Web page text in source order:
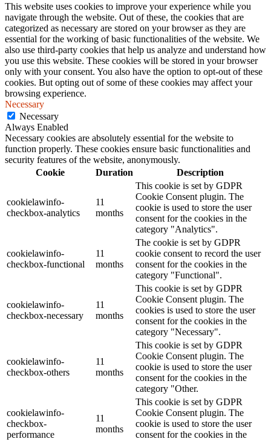
This website uses cookies to improve your experience while you
navigate through the website. Out of these, the cookies that are
categorized as necessary are stored on your browser as they are
essential for the working of basic functionalities of the website. We
also use third-party cookies that help us analyze and understand how
you use this website. These cookies will be stored in your browser
only with your consent. You also have the option to opt-out of these
cookies. But opting out of some of these cookies may affect your
browsing experience.
Necessary
Necessary
Always Enabled
Necessary cookies are absolutely essential for the website to
function properly. These cookies ensure basic functionalities and
security features of the website, anonymously.
Cookie
Duration Description
cookielawinfo-
checkbox-analytics
11
months
This cookie is set by GDPR
Cookie Consent plugin. The
cookie is used to store the user
consent for the cookies in the
category "Analytics".
cookielawinfo-
checkbox-functional
11
months
The cookie is set by GDPR
cookie consent to record the user
consent for the cookies in the
category "Functional".
cookielawinfo-
checkbox-necessary
11
months
This cookie is set by GDPR
Cookie Consent plugin. The
cookies is used to store the user
consent for the cookies in the
category "Necessary".
cookielawinfo-
checkbox-others
11
months
This cookie is set by GDPR
Cookie Consent plugin. The
cookie is used to store the user
consent for the cookies in the
category "Other.
cookielawinfo-
checkbox-
performance
11
months
This cookie is set by GDPR
Cookie Consent plugin. The
cookie is used to store the user
consent for the cookies in the